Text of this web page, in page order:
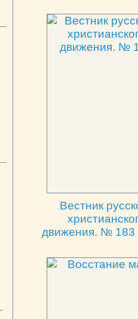
Вестник
движения. № 183